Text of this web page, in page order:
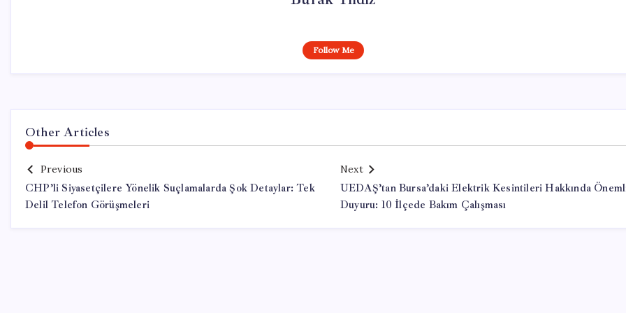
Follow Me
Other Articles
Previous
CHP’li Siyasetçilere Yönelik Suçlamalarda Şok Detaylar: Tek
Delil Telefon Görüşmeleri
Next
UEDAŞ’tan Bursa’daki Elektrik Kesintileri Hakkında
Duyuru: 10 İlçede Bakım Çalışması